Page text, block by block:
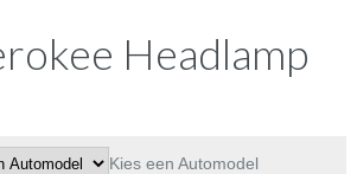
Headlamp
Kies een Automodel